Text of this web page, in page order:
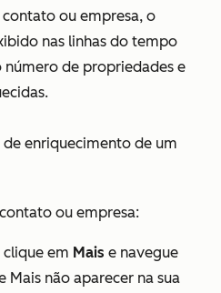
ou empresa, o
nas linhas do tempo
de propriedades e
enriquecimento de um
ou empresa:
clique em Mais e navegue
Mais não aparecer na sua